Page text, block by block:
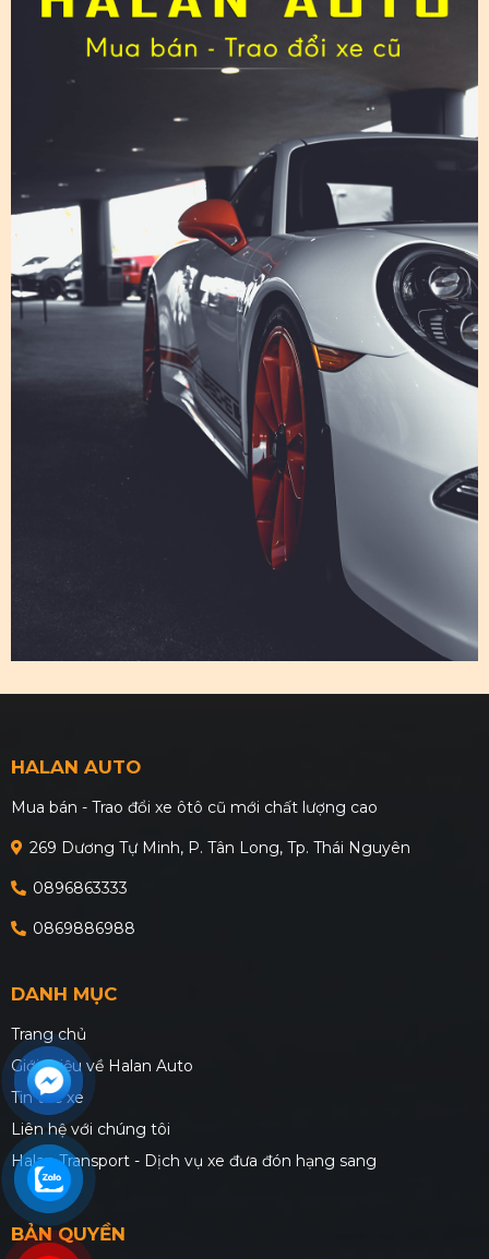
HALAN AUTO
Mua bán - Trao đổi xe ôtô cũ mới chất lượng cao
269 Dương Tự Minh, P. Tân Long, Tp. Thái Nguyên
0896863333
0869886988
DANH MỤC
Trang chủ
Giới thiệu về Halan Auto
Tin tức xe
Liên hệ với chúng tôi
Halan Transport - Dịch vụ xe đưa đón hạng sang
BẢN QUYỀN